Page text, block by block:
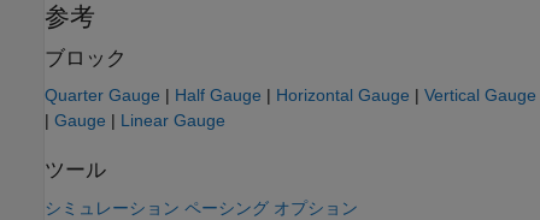
参考
ブロック
Quarter Gauge | Half Gauge | Horizontal Gauge | Vertical Gauge
| Gauge | Linear Gauge
ツール
シミュレーション ペーシング オプション